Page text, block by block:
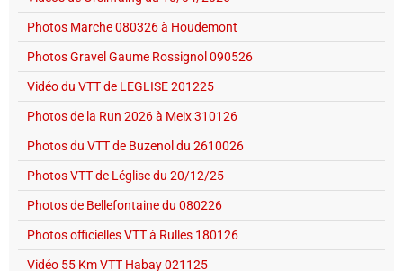
Photos Marche 080326 à Houdemont
Photos Gravel Gaume Rossignol 090526
Vidéo du VTT de LEGLISE 201225
Photos de la Run 2026 à Meix 310126
Photos du VTT de Buzenol du 2610026
Photos VTT de Léglise du 20/12/25
Photos de Bellefontaine du 080226
Photos officielles VTT à Rulles 180126
Vidéo 55 Km VTT Habay 021125